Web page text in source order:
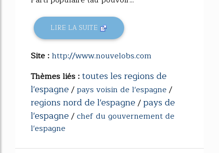
LIRE LA SUITE
Site :http://www.nouvelobs.com
Thèmes liés :toutes les regions de
l'espagne/pays voisin de l'espagne/
regions nord de l'espagne/pays de
l'espagne/chef du gouvernement de
l'espagne